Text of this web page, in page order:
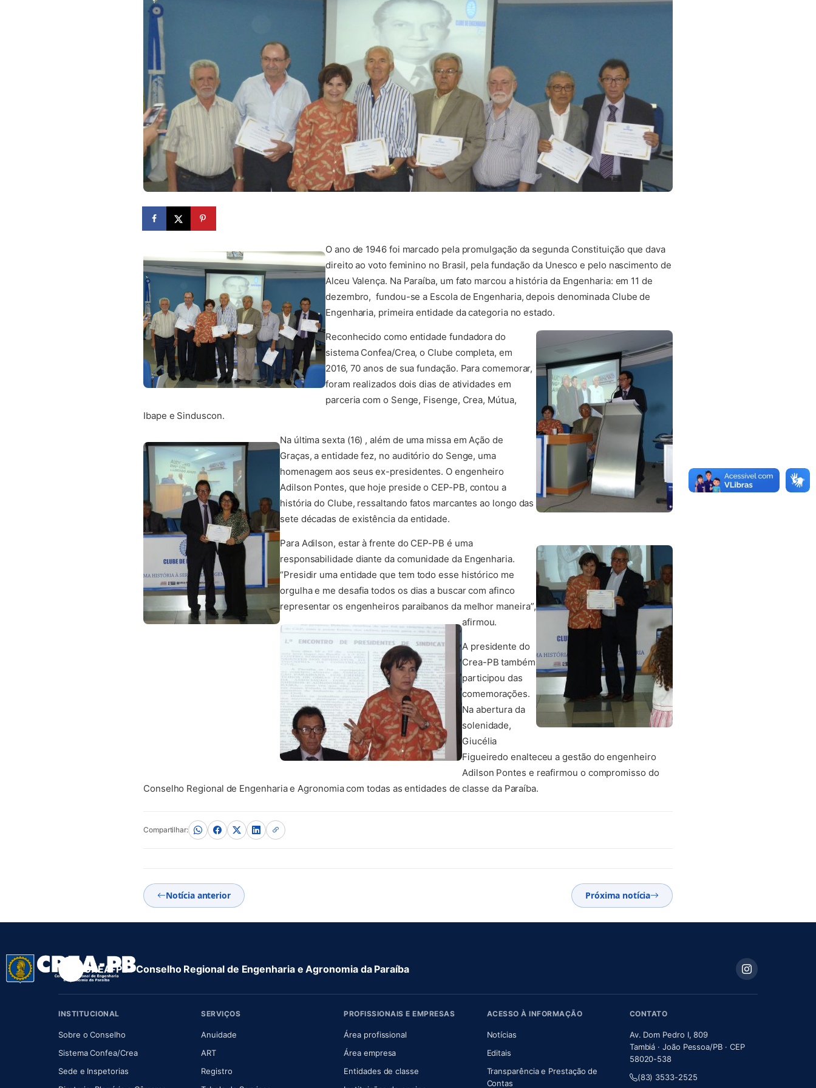
O ano de 1946 foi marcado pela promulgação da segunda Constituição que dava
direito ao voto feminino no Brasil, pela fundação da Unesco e pelo nascimento de
Alceu Valença. Na Paraíba, um fato marcou a história da Engenharia: em 11 de
dezembro, fundou-se a Escola de Engenharia, depois denominada Clube de
Engenharia, primeira entidade da categoria no estado.
Reconhecido como entidade fundadora do
sistema Confea/Crea, o Clube completa, em
2016, 70 anos de sua fundação. Para comemorar,
foram realizados dois dias de atividades em
parceria com o Senge, Fisenge, Crea, Mútua,
Ibape e Sinduscon.
Na última sexta (16) , além de uma missa em Ação de
Graças, a entidade fez, no auditório do Senge, uma
homenagem aos seus ex-presidentes. O engenheiro
Adilson Pontes, que hoje preside o CEP-PB, contou a
história do Clube, ressaltando fatos marcantes ao longo das
sete décadas de existência da entidade.
Para Adilson, estar à frente do CEP-PB é uma
responsabilidade diante da comunidade da Engenharia.
“Presidir uma entidade que tem todo esse histórico me
orgulha e me desafia todos os dias a buscar com afinco
representar os engenheiros paraibanos da melhor maneira”,
afirmou.
A presidente do
Crea-PB também
participou das
comemorações.
Na abertura da
solenidade,
Giucélia
Figueiredo enalteceu a gestão do engenheiro
Adilson Pontes e reafirmou o compromisso do
Conselho Regional de Engenharia e Agronomia com todas as entidades de classe da Paraíba.
Compartilhar:
Notícia anterior Próxima notícia
CREA-PB · Conselho Regional de Engenharia e Agronomia da Paraíba
INSTITUCIONAL
Sobre o Conselho(abre em nova aba)
Sistema Confea/Crea(abre em nova aba)
Sede e Inspetorias
SERVIÇOS
Anuidade(abre em nova aba)
ART(abre em nova aba)
Registro
PROFISSIONAIS E EMPRESAS
Área profissional
Área empresa
Entidades de classe
ACESSO À INFORMAÇÃO
Notícias
Editais
Transparência e Prestação de
Contas
CONTATO
Av. Dom Pedro I, 809
Tambiá · João Pessoa/PB · CEP
58020-538
(83) 3533-2525